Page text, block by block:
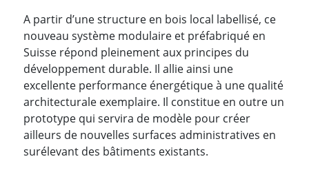
A partir d’une structure en bois local labellisé, ce
nouveau système modulaire et préfabriqué en
Suisse répond pleinement aux principes du
développement durable. Il allie ainsi une
excellente performance énergétique à une qualité
architecturale exemplaire. Il constitue en outre un
prototype qui servira de modèle pour créer
ailleurs de nouvelles surfaces administratives en
surélevant des bâtiments existants.